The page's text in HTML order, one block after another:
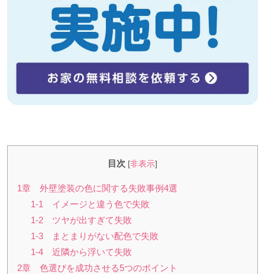
目次 [非表示]
1章 外壁塗装の色に関する失敗事例4選
1-1 イメージと違う色で失敗
1-2 ツヤが出すぎて失敗
1-3 まとまりがない配色で失敗
1-4 近隣から浮いて失敗
2章 色選びを成功させる5つのポイント